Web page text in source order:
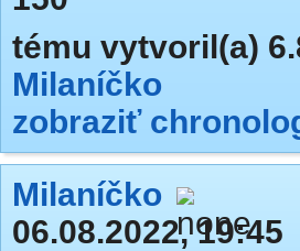
tému vytvoril(a)
Milaníčko
zobraziť
Milaníčko
06.08.2022, 19:45